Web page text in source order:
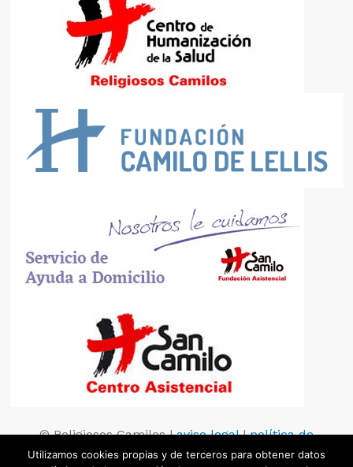
© Religiosos Camilos |aviso legal|política de
privacidad|política de cookies
Utilizamos cookies propias y de terceros para obtener datos